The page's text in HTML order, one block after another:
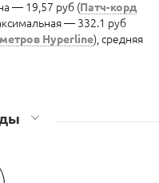
— 19,57 руб (Патч-корд
— 332.1 руб
метров Hyperline), средняя